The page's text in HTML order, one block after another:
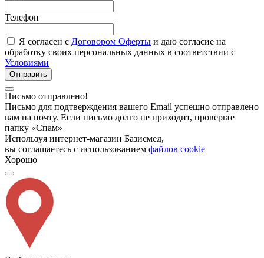
Телефон
Я согласен с Договором Оферты и даю согласие на
обработку своих персональных данных в соответствии с
Условиями
Отправить
Письмо отправлено!
Письмо для подтверждения вашего Email успешно отправлено
вам на почту. Если письмо долго не приходит, проверьте
папку «Спам»
Используя интернет-магазин Базисмед,
вы соглашаетесь с использованием файлов cookie
Хорошо